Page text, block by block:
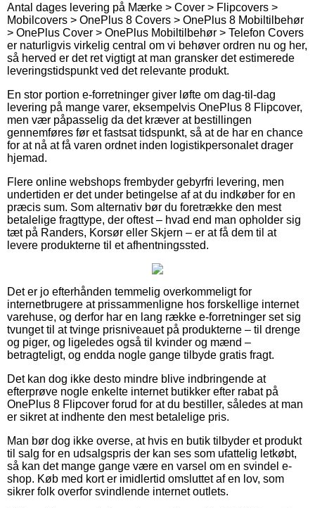
Antal dages levering på Mærke > Cover > Flipcovers >
Mobilcovers > OnePlus 8 Covers > OnePlus 8 Mobiltilbehør
> OnePlus Cover > OnePlus Mobiltilbehør > Telefon Covers
er naturligvis virkelig central om vi behøver ordren nu og her,
så herved er det ret vigtigt at man gransker det estimerede
leveringstidspunkt ved det relevante produkt.
En stor portion e-forretninger giver løfte om dag-til-dag
levering på mange varer, eksempelvis OnePlus 8 Flipcover,
men vær påpasselig da det kræver at bestillingen
gennemføres før et fastsat tidspunkt, så at de har en chance
for at nå at få varen ordnet inden logistikpersonalet drager
hjemad.
Flere online webshops frembyder gebyrfri levering, men
undertiden er det under betingelse af at du indkøber for en
præcis sum. Som alternativ bør du foretrække den mest
betalelige fragttype, der oftest – hvad end man opholder sig
tæt på Randers, Korsør eller Skjern – er at få dem til at
levere produkterne til et afhentningssted.
Det er jo efterhånden temmelig overkommeligt for
internetbrugere at prissammenligne hos forskellige internet
varehuse, og derfor har en lang række e-forretninger set sig
tvunget til at tvinge prisniveauet på produkterne – til drenge
og piger, og ligeledes også til kvinder og mænd –
betragteligt, og endda nogle gange tilbyde gratis fragt.
Det kan dog ikke desto mindre blive indbringende at
efterprøve nogle enkelte internet butikker efter rabat på
OnePlus 8 Flipcover forud for at du bestiller, således at man
er sikret at indhente den mest betalelige pris.
Man bør dog ikke overse, at hvis en butik tilbyder et produkt
til salg for en udsalgspris der kan ses som ufattelig letkøbt,
så kan det mange gange være en varsel om en svindel e-
shop. Køb med kort er imidlertid omsluttet af en lov, som
sikrer folk overfor svindlende internet outlets.